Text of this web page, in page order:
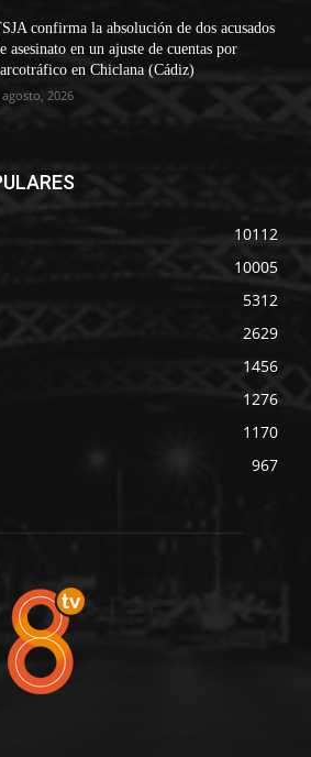
confirma la absolución de dos acusados
asesinato en un ajuste de cuentas por
en Chiclana (Cádiz)
agosto, 2026
10112
10005
5312
2629
1456
1276
1170
967